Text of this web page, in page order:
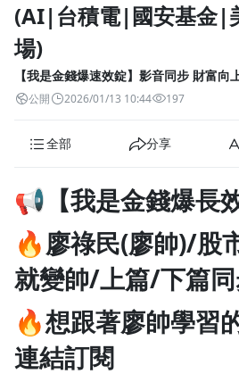
(AI|台積電|國安基金|
場)
【我是金錢爆速效錠】影音同步 財富向
公開 2026/01/13 10:44 197
全部 分享
📢【我是金錢爆長
🔥廖祿民(廖帥)/股
就變帥/上篇/下篇
🔥想跟著廖帥學習
連結訂閱
2.0x
1.5x
0.75x
去逛逛